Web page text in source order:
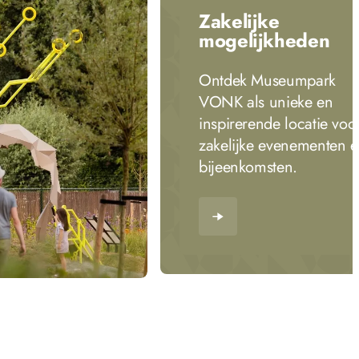
Zakelijke
mogelijkheden
Ontdek Museumpark
VONK als unieke en
inspirerende locatie
zakelijke evenementen
bijeenkomsten.